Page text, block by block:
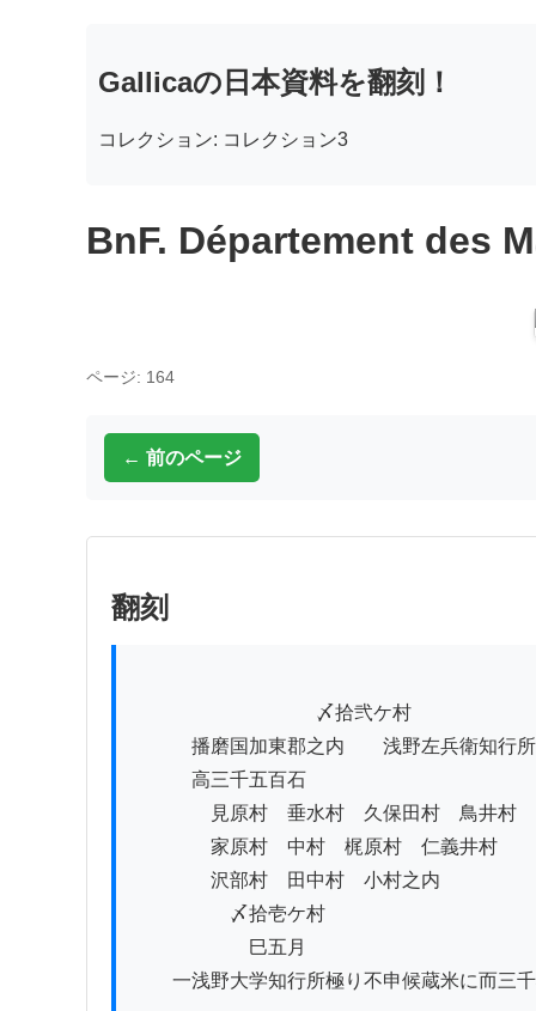
Gallicaの日本資料を翻刻！
コレクション: コレクション3
BnF. Département des
ページ: 164
← 前のページ
翻刻
播磨国加東郡之内　　浅野左兵衛知行所
高三千五百石
見原村　垂水村　久保田村　鳥井村
家原村　中村　梶原村　仁義井村
沢部村　田中村　小村之内
〆拾壱ケ村
巳五月
一浅野大学知行所極り不申候蔵米に而三千